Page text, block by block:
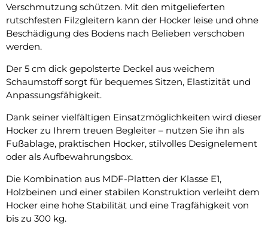
Verschmutzung schützen. Mit den mitgelieferten
rutschfesten Filzgleitern kann der Hocker leise und ohne
Beschädigung des Bodens nach Belieben verschoben
werden.
Der 5 cm dick gepolsterte Deckel aus weichem
Schaumstoff sorgt für bequemes Sitzen, Elastizität und
Anpassungsfähigkeit.
Dank seiner vielfältigen Einsatzmöglichkeiten wird dieser
Hocker zu Ihrem treuen Begleiter – nutzen Sie ihn als
Fußablage, praktischen Hocker, stilvolles Designelement
oder als Aufbewahrungsbox.
Die Kombination aus MDF-Platten der Klasse E1,
Holzbeinen und einer stabilen Konstruktion verleiht dem
Hocker eine hohe Stabilität und eine Tragfähigkeit von
bis zu 300 kg.